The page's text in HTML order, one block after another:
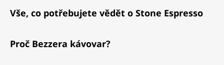
Vše, co potřebujete vědět o Stone Espresso
Proč Bezzera kávovar?